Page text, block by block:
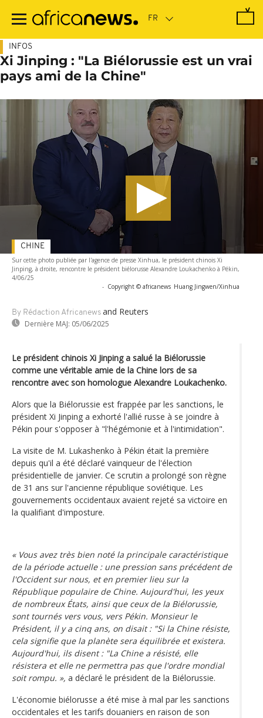
contenu
INFOS
Xi Jinping : "La Biélorussie est un vrai
pays ami de la Chine"
Sur cette photo publiée par l'agence de presse Xinhua, le président chinois Xi
Jinping, à droite, rencontre le président biélorusse Alexandre Loukachenko à Pékin,
4/06/25
- Copyright © africanews Huang Jingwen/Xinhua
By Rédaction Africanews and Reuters
Dernière MAJ: 05/06/2025
CHINE
Le président chinois Xi Jinping a salué la Biélorussie
comme une véritable amie de la Chine lors de sa
rencontre avec son homologue Alexandre Loukachenko.
Alors que la Biélorussie est frappée par les sanctions, le
président Xi Jinping a exhorté l'allié russe à se joindre à
Pékin pour s'opposer à "l'hégémonie et à l'intimidation".
La visite de M. Lukashenko à Pékin était la première
depuis qu'il a été déclaré vainqueur de l'élection
présidentielle de janvier. Ce scrutin a prolongé son règne
de 31 ans sur l'ancienne république soviétique. Les
gouvernements occidentaux avaient rejeté sa victoire en
la qualifiant d'imposture.
« Vous avez très bien noté la principale caractéristique
de la période actuelle : une pression sans précédent de
l'Occident sur nous, et en premier lieu sur la
République populaire de Chine. Aujourd'hui, les yeux
de nombreux États, ainsi que ceux de la Biélorussie,
sont tournés vers vous, vers Pékin. Monsieur le
Président, il y a cinq ans, on disait : "Si la Chine résiste,
cela signifie que la planète sera équilibrée et existera.
Aujourd'hui, ils disent : "La Chine a résisté, elle
résistera et elle ne permettra pas que l'ordre mondial
soit rompu. », a déclaré le président de la Biélorussie.
L'économie biélorusse a été mise à mal par les sanctions
occidentales et les tarifs douaniers en raison de son